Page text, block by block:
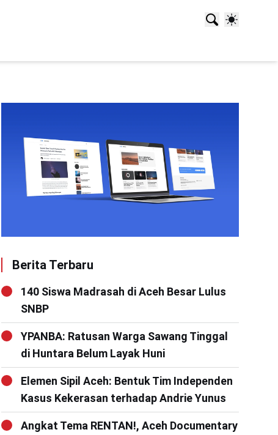
Berita Terbaru
140 Siswa Madrasah di Aceh Besar Lulus
SNBP
YPANBA: Ratusan Warga Sawang Tinggal
di Huntara Belum Layak Huni
Elemen Sipil Aceh: Bentuk Tim Independen
Kasus Kekerasan terhadap Andrie Yunus
Angkat Tema RENTAN!, Aceh Documentary